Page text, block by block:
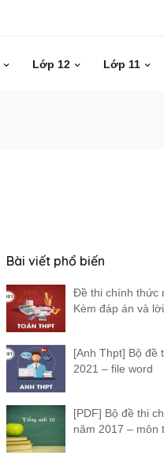
Lớp 12 Lớp 11
Bài viết phổ biến
Đề thi chính thức
Kèm đáp án và
[Anh Thpt] Bộ đề
2021 – file word
[PDF] Bộ đề thi
năm 2017 – môn